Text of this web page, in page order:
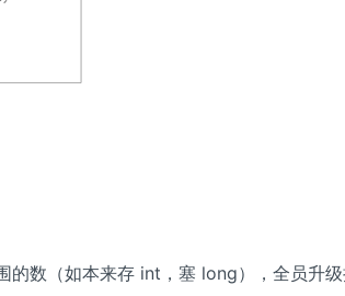
的数（如本来存 int，塞 long），全员升